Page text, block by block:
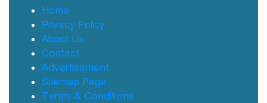
টাকা হরিলুট
ছাতকে বন্যার্তদের মধ্যে তালামীযের
Home
Privacy Policy
About Us
Contact
Advertisement
Sitemap Page
Terms & Conditions